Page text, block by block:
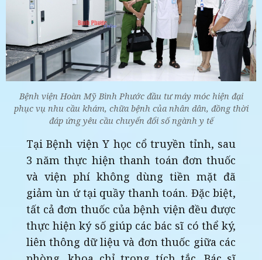
Bệnh viện Hoàn Mỹ Bình Phước đầu tư máy móc hiện đại
phục vụ nhu cầu khám, chữa bệnh của nhân dân, đồng thời
đáp ứng yêu cầu chuyển đổi số ngành y tế
Tại Bệnh viện Y học cổ truyền tỉnh, sau
3 năm thực hiện thanh toán đơn thuốc
và viện phí không dùng tiền mặt đã
giảm ùn ứ tại quầy thanh toán. Đặc biệt,
tất cả đơn thuốc của bệnh viện đều được
thực hiện ký số giúp các bác sĩ có thể ký,
liên thông dữ liệu và đơn thuốc giữa các